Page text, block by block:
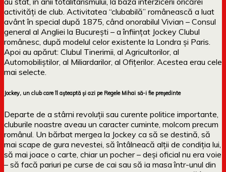
activități de club. Activitatea “clubabilă” românească a luat
avânt în special după 1875, când onorabilul Vivian – Consul
general al Angliei la București – a înființat Jockey Clubul
românesc, după modelul celor existente la Londra și Paris.
Apoi au apărut: Clubul Tinerimii, al Agricultorilor, al
Automobiliștilor, al Miliardarilor, al Ofițerilor. Acestea erau cele
mai selecte.
Jockey, un club care îl așteaptă și azi pe Regele Mihai să-i fie președinte
Departe de a stârni revoluții sau curente politice importante,
cluburile noastre aveau un caracter cuminte, molcom precum
românul. Un bărbat mergea la Jockey ca să se destină, să
mai scape de gura nevestei, să întâlneacă alții de condiția lui,
să mai joace o carte, chiar un pocher – deși oficial nu era voie
– să facă pariuri pe curse de cai sau să ia masa într-unul din